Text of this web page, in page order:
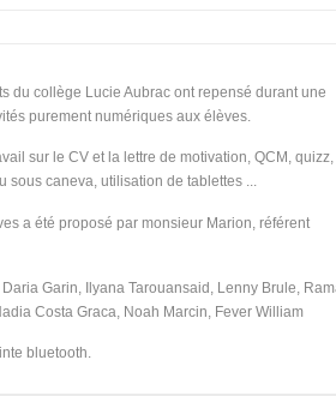
du collège Lucie Aubrac ont repensé durant une
purement numériques aux élèves.
sur le CV et la lettre de motivation, QCM, quizz,
sous caneva, utilisation de tablettes ...
a été proposé par monsieur Marion, référent
Garin, Ilyana Tarouansaid, Lenny Brule,
Costa Graca, Noah Marcin, Fever William
bluetooth.